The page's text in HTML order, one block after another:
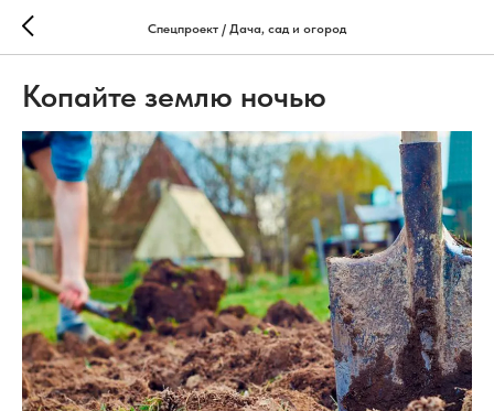
Спецпроект / Дача, сад и огород
Копайте землю ночью